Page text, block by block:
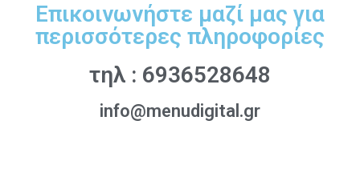
Επικοινωνήστε μαζί μας για
περισσότερες πληροφορίες
τηλ : 6936528648
info@menudigital.gr